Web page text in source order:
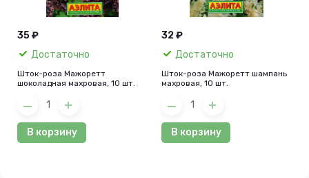
35 ₽
Достаточно
Шток-роза Мажоретт
шоколадная махровая, 10 шт.
В корзину
32 ₽
Достаточно
Шток-роза Мажоретт шампань
махровая, 10 шт.
В корзину